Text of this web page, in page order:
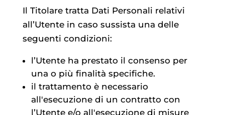
Il Titolare tratta Dati Personali relativi
all’Utente in caso sussista una delle
seguenti condizioni:
l’Utente ha prestato il consenso per
una o più finalità specifiche.
il trattamento è necessario
all'esecuzione di un contratto con
l’Utente e/o all'esecuzione di misure